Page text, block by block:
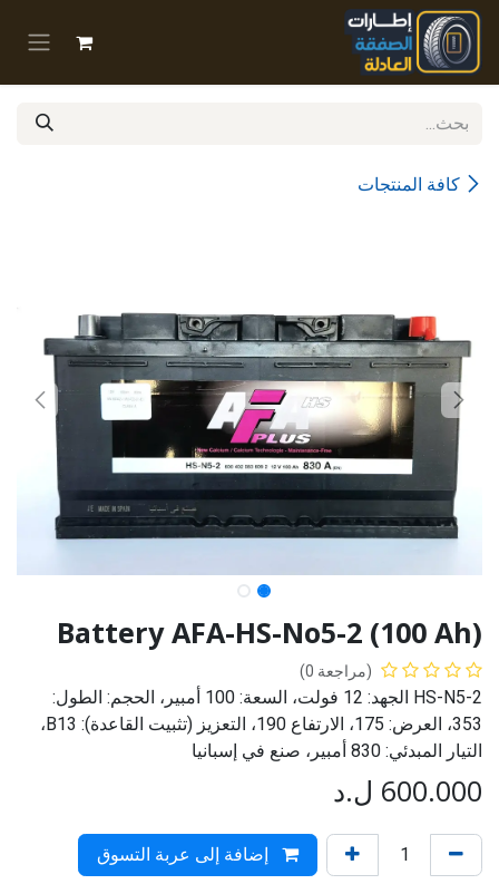
تخطي للذهاب إلى المحتوى
كافة المنتجات
Battery AFA-HS-No5-2 (100 Ah)
(مراجعة 0)
HS-N5-2 الجهد: 12 فولت، السعة: 100 أمبير، الحجم: الطول:
353، العرض: 175، الارتفاع 190، التعزيز (تثبيت القاعدة): B13،
التيار المبدئي: 830 أمبير، صنع في إسبانيا
600.000 ل.د
إضافة إلى عربة التسوق